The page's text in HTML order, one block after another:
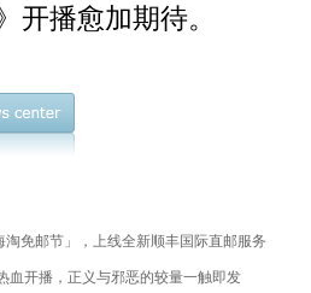
开播愈加期待。
免邮节」，上线全新顺丰国际直邮服务
血开播，正义与邪恶的较量一触即发